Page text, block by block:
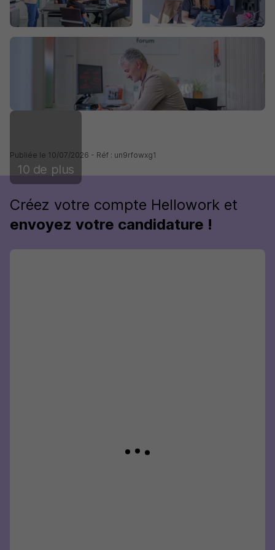
10 de plus
Publiée le 10/07/2026 - Réf : un9rfowxg1
Créez votre compte Hellowork et
envoyez votre candidature !